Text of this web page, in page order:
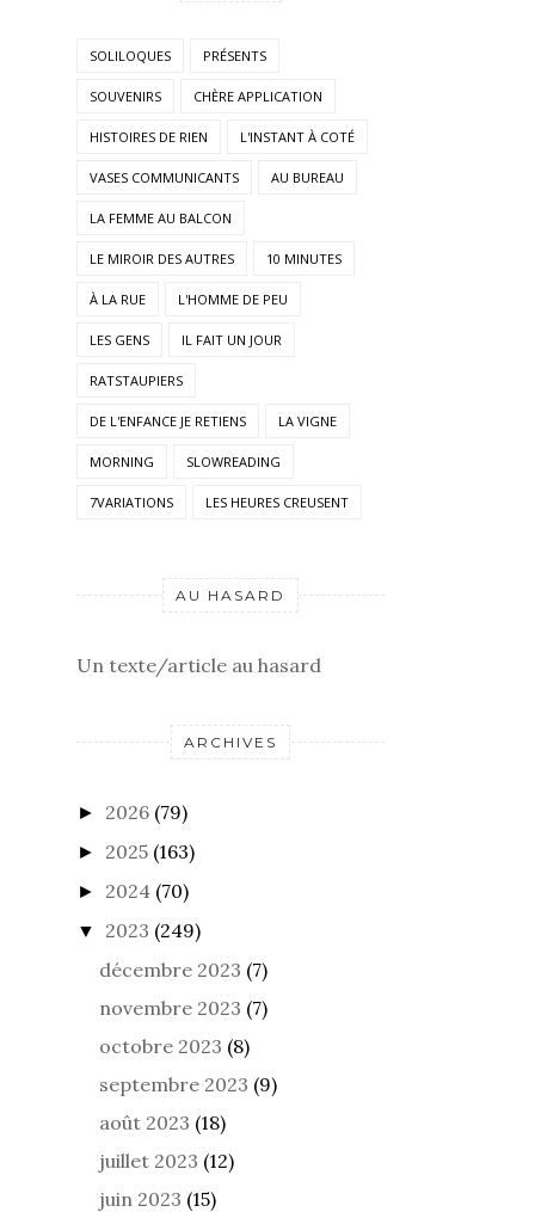
SOLILOQUES PRÉSENTS
SOUVENIRS CHÈRE APPLICATION
HISTOIRES DE RIEN L'INSTANT À COTÉ
VASES COMMUNICANTS AU BUREAU
LA FEMME AU BALCON
LE MIROIR DES AUTRES 10 MINUTES
À LA RUE L'HOMME DE PEU
LES GENS IL FAIT UN JOUR
RATSTAUPIERS
DE L'ENFANCE JE RETIENS LA VIGNE
MORNING SLOWREADING
7VARIATIONS LES HEURES CREUSENT
AU HASARD
Un texte/article au hasard
ARCHIVES
► 2026 (79)
► 2025 (163)
► 2024 (70)
▼ 2023 (249)
décembre 2023 (7)
novembre 2023 (7)
octobre 2023 (8)
septembre 2023 (9)
août 2023 (18)
juillet 2023 (12)
juin 2023 (15)